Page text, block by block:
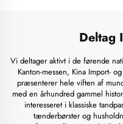
Deltag
Vi deltager aktivt i de førende
Kanton-messen, Kina Import-
præsenterer hele viften af
med en århundred gammel
interesseret i klassiske
tænderbørster og